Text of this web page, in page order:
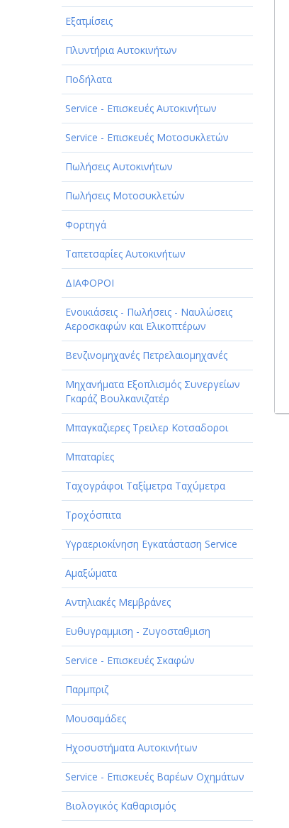
Εξατμίσεις
Πλυντήρια Αυτοκινήτων
Ποδήλατα
Service - Επισκευές Αυτοκινήτων
Service - Επισκευές Μοτοσυκλετών
Πωλήσεις Αυτοκινήτων
Πωλήσεις Μοτοσυκλετών
Φορτηγά
Ταπετσαρίες Αυτοκινήτων
ΔΙΑΦΟΡΟΙ
Ενοικιάσεις - Πωλήσεις - Ναυλώσεις
Αεροσκαφών και Ελικοπτέρων
Βενζινομηχανές Πετρελαιομηχανές
Μηχανήματα Εξοπλισμός Συνεργείων
Γκαράζ Βουλκανιζατέρ
Μπαγκαζιερες Τρειλερ Κοτσαδοροι
Μπαταρίες
Ταχογράφοι Ταξίμετρα Ταχύμετρα
Τροχόσπιτα
Υγραεριοκίνηση Εγκατάσταση Service
Αμαξώματα
Αντηλιακές Μεμβράνες
Ευθυγραμμιση - Ζυγοσταθμιση
Service - Επισκευές Σκαφών
Παρμπριζ
Μουσαμάδες
Ηχοσυστήματα Αυτοκινήτων
Service - Επισκευές Βαρέων Οχημάτων
Βιολογικός Καθαρισμός